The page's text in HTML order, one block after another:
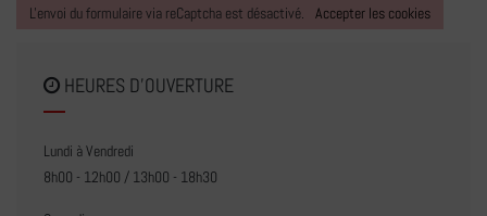
L'envoi du formulaire via reCaptcha est désactivé. Accepter les cookies
HEURES D'OUVERTURE
Lundi à Vendredi
8h00 - 12h00 / 13h00 - 18h30